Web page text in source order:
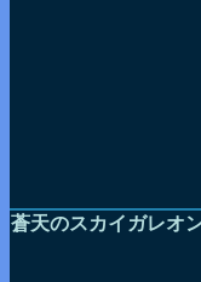
蒼天のスカイガレオ